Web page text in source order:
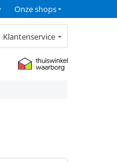
Onze shops
Klantenservice